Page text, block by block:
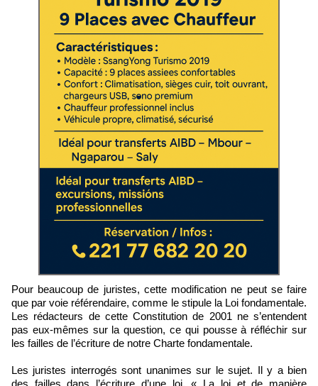
Pour beaucoup de juristes, cette modification ne peut se faire
que par voie référendaire, comme le stipule la Loi fondamentale.
Les rédacteurs de cette Constitution de 2001 ne s’entendent
pas eux-mêmes sur la question, ce qui pousse à réfléchir sur
les failles de l’écriture de notre Charte fondamentale.
Les juristes interrogés sont unanimes sur le sujet. Il y a bien
des failles dans l’écriture d’une loi. « La loi et de manière